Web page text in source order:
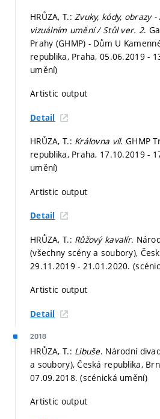
HRŮZA, T.:Zvuky, kódy, obrazy
vizuálním umění / Stůl ver. 2.
Prahy (GHMP) - Dům U
republika, Praha, 05.06.2019 -
umění)
Artistic output
Detail
HRŮZA, T.: Královna víl. GHMP
republika, Praha, 17.10.2019 -
umění)
Artistic output
Detail
HRŮZA, T.: Růžový kavalír.
(všechny scény a soubory),
29.11.2019 - 21.01.2020.
Artistic output
Detail
2018
HRŮZA, T.: Libuše. Národní
a soubory), Česká republika,
07.09.2018. (scénická umění)
Artistic output